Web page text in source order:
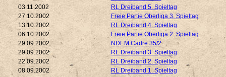
03.11.2002
RL Dreiband 5. Spieltag
27.10.2002
Freie Partie Oberliga 3. Spieltag
13.10.2002
RL Dreiband 4. Spieltag
06.10.2002
Freie Partie Oberliga 2. Spieltag
29.09.2002
NDEM Cadre 35/2
29.09.2002
RL Dreiband 3. Spieltag
22.09.2002
RL Dreiband 2. Spieltag
08.09.2002
RL Dreiband 1. Spieltag